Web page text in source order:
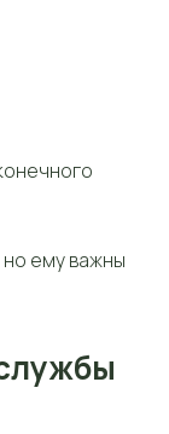
ему важны